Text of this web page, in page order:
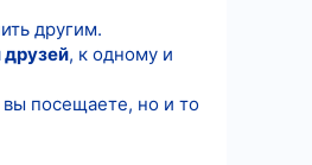
другим.
, к одному и
вы посещаете, но и то